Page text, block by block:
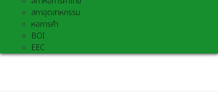
สภาอุตสาหกรรม
หอการค้า
BOI
EEC